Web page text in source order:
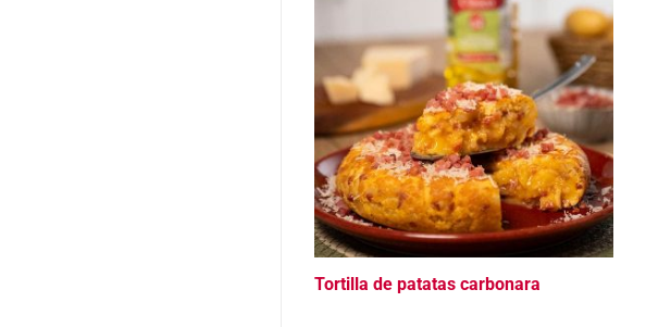
Tortilla de patatas carbonara